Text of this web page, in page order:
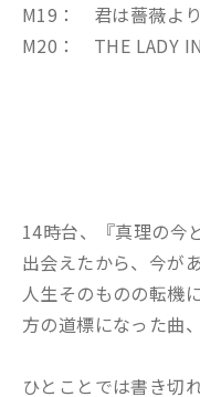
M19： 君は薔薇よ
M20： THE LADY
14時台、『真理の今
出会えたから、今が
人生そのものの転機
方の道標になった曲
ひとことでは書き切